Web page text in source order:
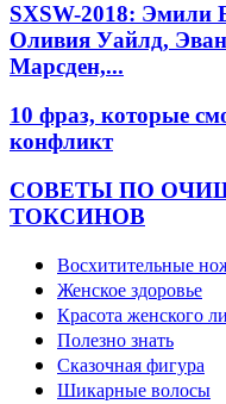
SXSW-2018: Эмили
Оливия Уайлд,
Марсден,...
10 фраз, которые
конфликт
СОВЕТЫ ПО
ТОКСИНОВ
Восхитительные
Женское здоровье
Красота женского
Полезно знать
Сказочная фигура
Шикарные волосы